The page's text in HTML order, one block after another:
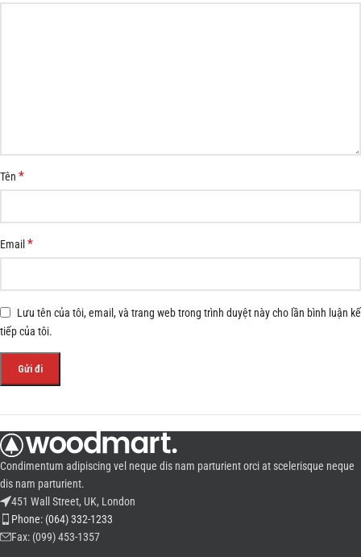
Tên *
Email*
Lưu tên của tôi, email, và trang web trong trình duyệt này cho lần bình luận kế
tiếp của tôi.
Condimentum adipiscing vel neque dis nam parturient orci at scelerisque neque
dis nam parturient.
451 Wall Street, UK, London
Phone: (064) 332-1233
Fax: (099) 453-1357